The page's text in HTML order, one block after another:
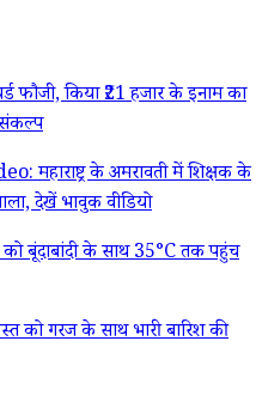
फौजी, किया ₹21 हजार के इनाम का
के अमरावती में शिक्षक के
देखें भावुक वीडियो
बूंदाबांदी के साथ 35°C तक पहुंच
गरज के साथ भारी बारिश की